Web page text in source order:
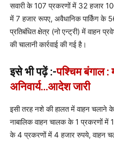
सवारी के 107 प्रकरणों में 32 हजार
में 7 हजार रूपए, अवैधानिक पार्किंग के
प्रतिबंधित क्षेत्र (नो एन्ट्री) में वाहन
की चालानी कार्रवाई की गई है।
इसे भी पढ़ें :-पश्चिम बंगाल :
अनिवार्य…आदेश जारी
इसी तरह नशे की हालत में वाहन चलाने
नाबालिक वाहन चालक के 1 प्रकरणों में
के 4 प्रकरणों में 4 हजार रुपये, वाहन